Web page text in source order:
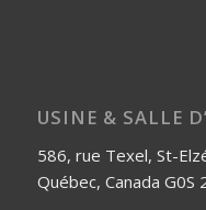
USINE & SALLE
586, rue Texel, St-
Québec, Canada G0S